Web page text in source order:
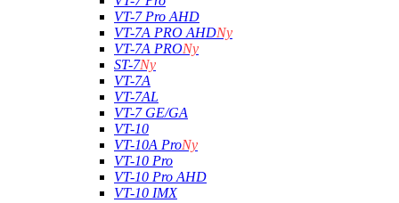
VT-7 Pro AHD
VT-7A PRO AHDNy
VT-7A PRONy
ST-7Ny
VT-7A
VT-7AL
VT-7 GE/GA
VT-10
VT-10A ProNy
VT-10 Pro
VT-10 Pro AHD
VT-10 IMX